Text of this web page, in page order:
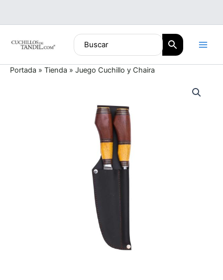
contenido
Portada » Tienda » Juego Cuchillo y Chaira